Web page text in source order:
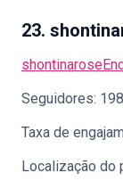
23.
shontinarose
Seguidores:
Taxa de
Localização do